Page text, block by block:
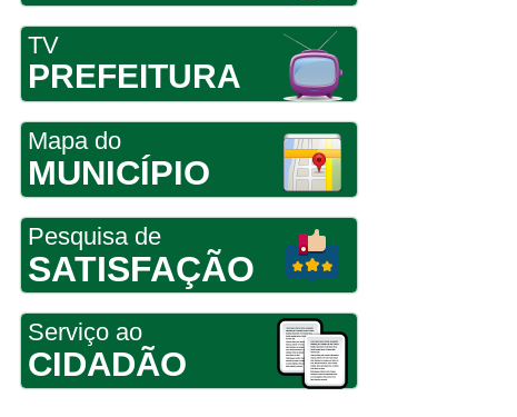
TV
PREFEITURA
Mapa do
MUNICÍPIO
Pesquisa de
SATISFAÇÃO
Serviço ao
CIDADÃO